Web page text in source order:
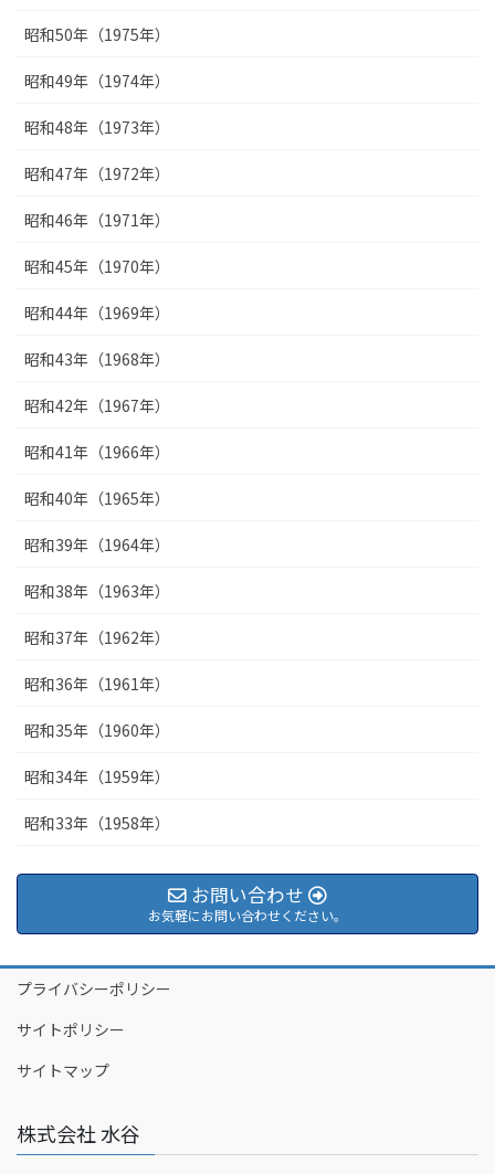
昭和50年（1975年）
昭和49年（1974年）
昭和48年（1973年）
昭和47年（1972年）
昭和46年（1971年）
昭和45年（1970年）
昭和44年（1969年）
昭和43年（1968年）
昭和42年（1967年）
昭和41年（1966年）
昭和40年（1965年）
昭和39年（1964年）
昭和38年（1963年）
昭和37年（1962年）
昭和36年（1961年）
昭和35年（1960年）
昭和34年（1959年）
昭和33年（1958年）
お問い合わせ
お気軽にお問い合わせください。
プライバシーポリシー
サイトポリシー
サイトマップ
株式会社 水谷